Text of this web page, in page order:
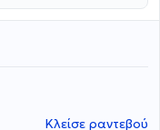
Κλείσε ραντεβού